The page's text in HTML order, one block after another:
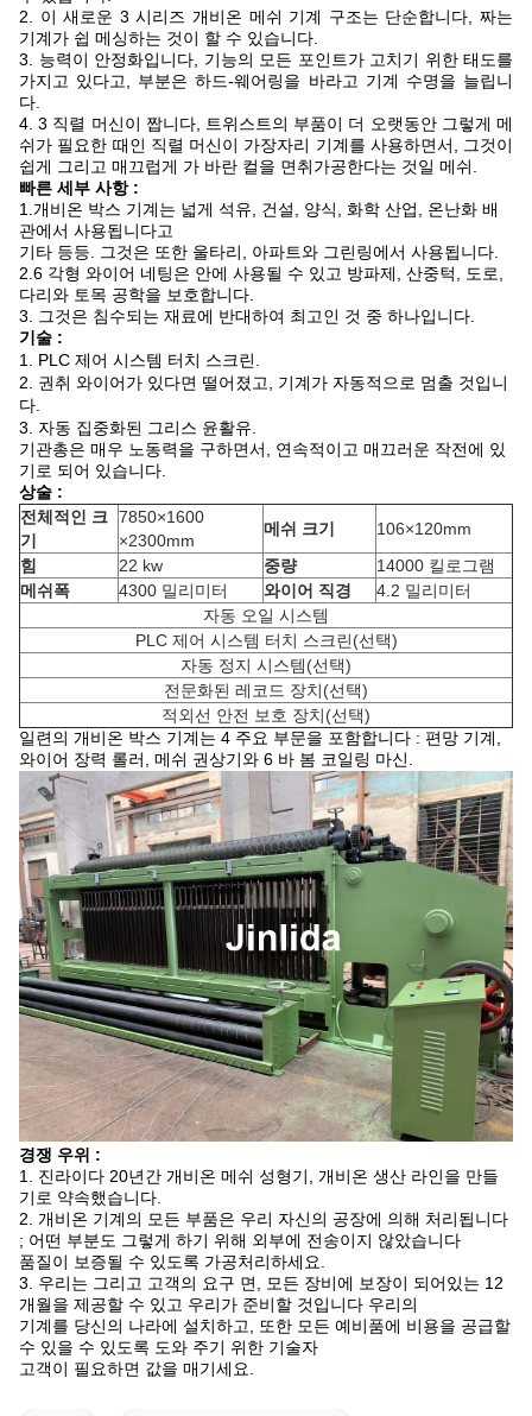
2. 이 새로운 3 시리즈 개비온 메쉬 기계 구조는 단순합니다, 짜는
기계가 쉽 메싱하는 것이 할 수 있습니다.
3. 능력이 안정화입니다, 기능의 모든 포인트가 고치기 위한 태도를
가지고 있다고, 부분은 하드-웨어링을 바라고 기계 수명을 늘립니
다.
4. 3 직렬 머신이 짭니다, 트위스트의 부품이 더 오랫동안 그렇게 메
쉬가 필요한 때인 직렬 머신이 가장자리 기계를 사용하면서, 그것이
쉽게 그리고 매끄럽게 가 바란 컬을 면취가공한다는 것일 메쉬.
빠른 세부 사항 :
1.개비온 박스 기계는 넓게 석유, 건설, 양식, 화학 산업, 온난화 배
관에서 사용됩니다고
기타 등등. 그것은 또한 울타리, 아파트와 그린링에서 사용됩니다.
2.6 각형 와이어 네팅은 안에 사용될 수 있고 방파제
, 산중턱, 도로,
다리와 토목 공학을 보호합니다.
3. 그것은 침수되는 재료에 반대하여 최고인 것 중 하나입니다.
기술 :
1. PLC 제어 시스템 터치 스크린.
2. 권취 와이어가 있다면 떨어졌고, 기계가 자동적으로 멈출 것입니
다.
3. 자동 집중화된 그리스 윤활유.
기관총은 매우 노동력을 구하면서, 연속적이고 매끄러운 작전에 있
기로 되어 있습니다.
상술 :
전체적인 크
기
7850×1600
×2300mm
메쉬 크기
106×120mm
힘
22 kw 중량
14000 킬로그램
메쉬폭
4300 밀리미터 와이어 직경
4.2 밀리미터
자동 오일 시스템
PLC 제어 시스템 터치 스크린(선택)
자동 정지 시스템(선택)
전문화된 레코드 장치(선택)
적외선 안전 보호 장치(선택)
일련의 개비온 박스 기계는 4 주요 부문을 포함합니다 : 편망 기계,
와이어 장력 롤러, 메쉬 권상기와 6 바 봄 코일링 마신.
경쟁 우위 :
1. 진라이다 20년간 개비온 메쉬 성형기, 개비온 생산 라인을 만들
기로 약속했습니다.
2. 개비온 기계의 모든 부품은 우리 자신의 공장에 의해 처리됩니다
; 어떤 부분도 그렇게 하기 위해 외부에 전송이지 않았습니다
품질이 보증될 수 있도록 가공처리하세요.
3. 우리는 그리고 고객의 요구 면, 모든 장비에 보장이 되어있는 12
개월을 제공할 수 있고 우리가 준비할 것입니다 우리의
기계를 당신의 나라에 설치하고, 또한 모든 예비품에 비용을 공급할
수 있을 수 있도록 도와 주기 위한 기술자
고객이 필요하면 값을 매기세요.